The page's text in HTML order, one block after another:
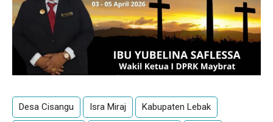
Desa Cisangu Isra Miraj Kabupaten Lebak